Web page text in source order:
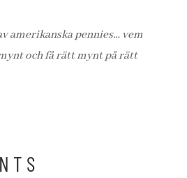
amerikanska pennies… vem
och få rätt mynt på rätt